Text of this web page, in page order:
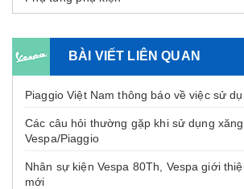
BÀI VIẾT LIÊN QUAN
Piaggio Việt Nam thông báo về việc sử
Các câu hỏi thường gặp khi sử dụng
Vespa/Piaggio
Nhân sự kiện Vespa 80Th, Vespa giới
mới